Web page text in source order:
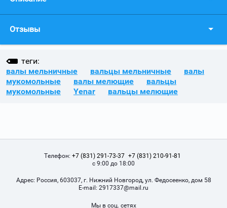
Отзывы
теги:
валы мельничные
вальцы мельничные
валы
мукомольные
валы мелющие
вальцы
мукомольные
Yenar вальцы мелющие
Телефон: +7 (831) 291-73-37 +7 (831) 210-91-81
с 9:00 до 18:00
Адрес: Россия, 603037, г. Нижний Новгород, ул. Федосеенко, дом 58
Е-mail: 2917337@mail.ru
Мы в соц. сетях